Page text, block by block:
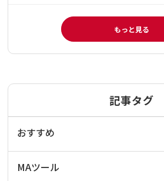
もっと見る
記事タグ
おすすめ
MAツール